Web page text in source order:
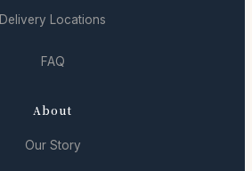
Delivery Locations
FAQ
About
Our Story